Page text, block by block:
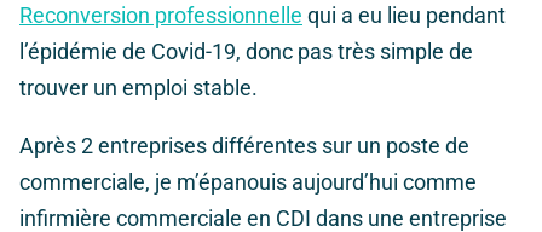
Reconversion professionnelle qui a eu lieu pendant
l’épidémie de Covid-19, donc pas très simple de
trouver un emploi stable.
Après 2 entreprises différentes sur un poste de
commerciale, je m’épanouis aujourd’hui comme
infirmière commerciale en CDI dans une entreprise